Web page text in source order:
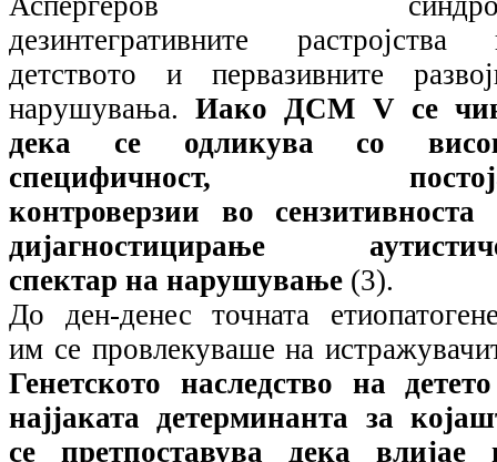
дезинтегративните растројства
детството и первазивните
нарушувања.Иако ДСМ Vсе
дека се одликува со
специфичност,
контроверзии во сензитивноста
дијагностицирање
спектар на нарушување (3).
До ден-денес точната
им се провлекуваше на
Генетското наследство на
најјаката детерминанта за
се претпоставува дека влијае